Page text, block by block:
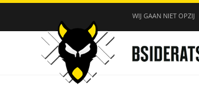
WIJ GAAN NIET OPZIJ